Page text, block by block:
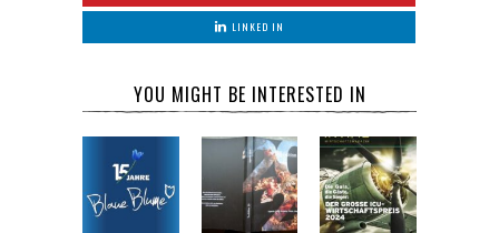
LINKED IN
YOU MIGHT BE INTERESTED IN